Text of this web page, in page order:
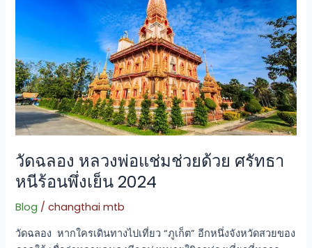
วัดฉลอง หลวงพ่อแช่มช่วยด้วย ศรัทธา
หนีร้อนพึ่งเย็น 2024
Blog /changthai mtb
วัดฉลอง หากใครเดินทางไปเที่ยว “ภูเก็ต” อีกหนึ่งจังหวัดสวยของ
ช่วย
ด้วย
ศรัทธา
หนี
ร้อน
พึ่ง
เย็น
2024